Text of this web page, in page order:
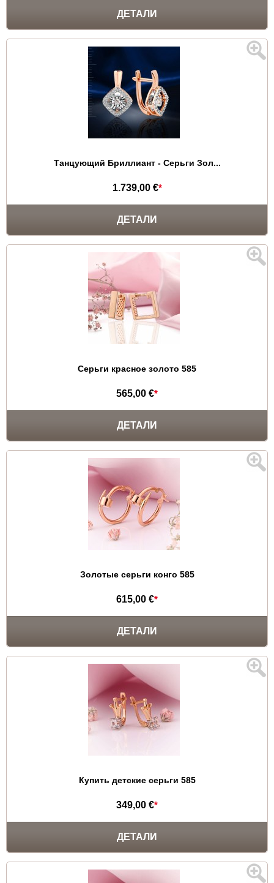
ДЕТАЛИ
Танцующий Бриллиант - Серьги Зол...
1.739,00 €*
ДЕТАЛИ
Серьги красное золото 585
565,00 €*
ДЕТАЛИ
Золотые серьги конго 585
615,00 €*
ДЕТАЛИ
Купить детские серьги 585
349,00 €*
ДЕТАЛИ